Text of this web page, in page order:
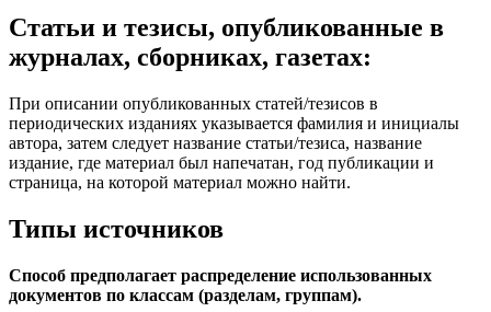
Статьи и тезисы, опубликованные в
журналах, сборниках, газетах:
При описании опубликованных статей/тезисов в
периодических изданиях указывается фамилия и инициалы
автора, затем следует название статьи/тезиса, название
издание, где материал был напечатан, год публикации и
страница, на которой материал можно найти.
Типы источников
Способ предполагает распределение использованных
документов по классам (разделам, группам).